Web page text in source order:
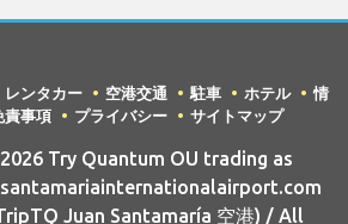
レンタカー 空港交通 駐車 ホテル
情
責事項 プライバシー サイトマップ
Try Quantum OU trading as
Juan Santamaría 空港) / All